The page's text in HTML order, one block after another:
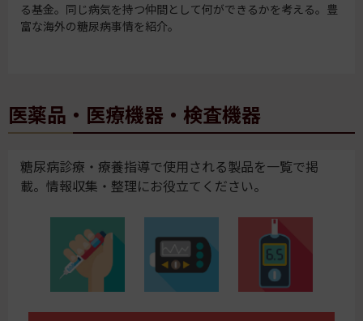
る基金。同じ病気を持つ仲間として何ができるかを考える。豊
富な海外の糖尿病事情を紹介。
医薬品・医療機器・検査機器
糖尿病診療・療養指導で使用される製品を一覧で掲
載。情報収集・整理にお役立てください。